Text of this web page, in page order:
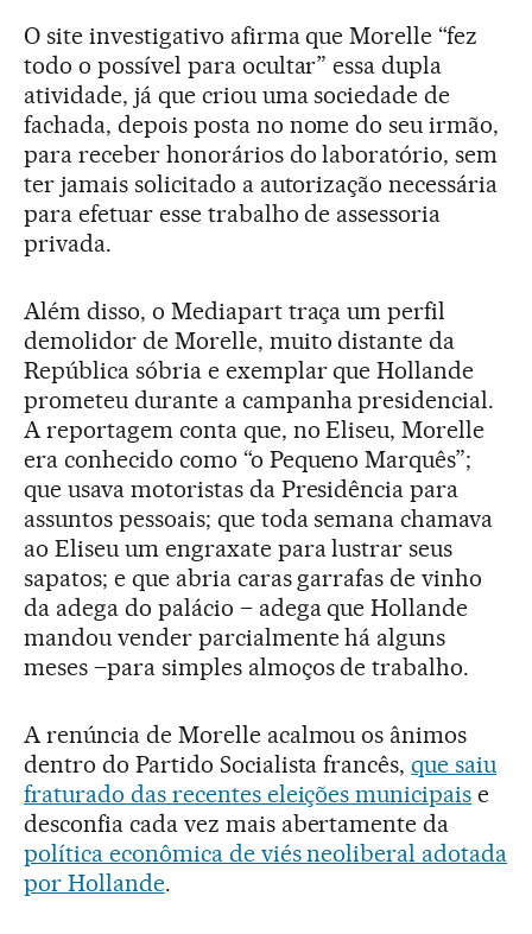
O site investigativo afirma que Morelle “fez
todo o possível para ocultar” essa dupla
atividade, já que criou uma sociedade de
fachada, depois posta no nome do seu irmão,
para receber honorários do laboratório, sem
ter jamais solicitado a autorização necessária
para efetuar esse trabalho de assessoria
privada.
Além disso, o Mediapart traça um perfil
demolidor de Morelle, muito distante da
República sóbria e exemplar que Hollande
prometeu durante a campanha presidencial.
A reportagem conta que, no Eliseu, Morelle
era conhecido como “o Pequeno Marquês”;
que usava motoristas da Presidência para
assuntos pessoais; que toda semana chamava
ao Eliseu um engraxate para lustrar seus
sapatos; e que abria caras garrafas de vinho
da adega do palácio – adega que Hollande
mandou vender parcialmente há alguns
meses –para simples almoços de trabalho.
A renúncia de Morelle acalmou os ânimos
dentro do Partido Socialista francês,que saiu
fraturado das recentes eleições municipais e
desconfia cada vez mais abertamente da
política econômica de viés neoliberal adotada
por Hollande.